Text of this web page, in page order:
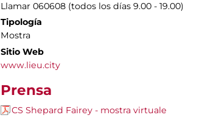
Llamar 060608 (todos los días 9.00 - 19.00)
Tipología
Mostra
Sitio Web
www.lieu.city
Prensa
CS Shepard Fairey - mostra virtuale